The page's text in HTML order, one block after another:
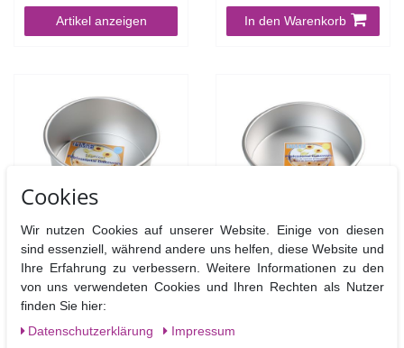
Artikel anzeigen In den Warenkorb
PME Runde Backform
27,9 cm, 10 cm hoch
27,90 €
PME Runde Backform
30,5 cm, 10 cm hoch
31,90 €
Cookies
Wir nutzen Cookies auf unserer Website. Einige von diesen
sind essenziell, während andere uns helfen, diese Website und
Ihre Erfahrung zu verbessern. Weitere Informationen zu den
von uns verwendeten Cookies und Ihren Rechten als Nutzer
finden Sie hier:
Daten­schutz­erklärung
Impressum